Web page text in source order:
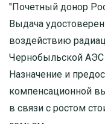
"Почетный донор
Выдача
воздействию
Чернобыльской АЭС
Назначение и
компенсационной
в связи с ростом